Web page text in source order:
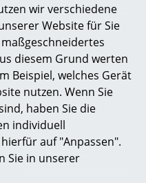
wir verschiedene
Website für Sie
diesem Grund werten
Beispiel, welches Gerät
nutzen. Wenn Sie
haben Sie die
individuell
auf "Anpassen".
Sie in unserer
und10 Jahre Vitra
sichern
auf das Bild, um detaillierte
zu erhalten (ca. 0,2 MB).